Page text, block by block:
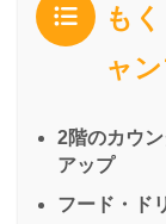
も
ャ
2階のカウ
アップ
フード・ド